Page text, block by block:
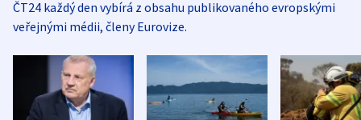
ČT24 každý den vybírá z obsahu publikovaného evropskými
veřejnými médii, členy Eurovize.